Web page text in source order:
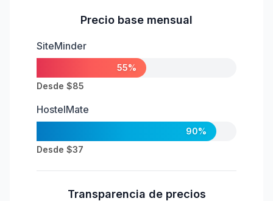
Precio base mensual
SiteMinder
55%
Desde $85
HostelMate
90%
Desde $37
Transparencia de precios